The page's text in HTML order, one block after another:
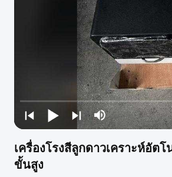
เครื่องโรงสีลูกดาวเคราะห์อัต
ขั้นสูง